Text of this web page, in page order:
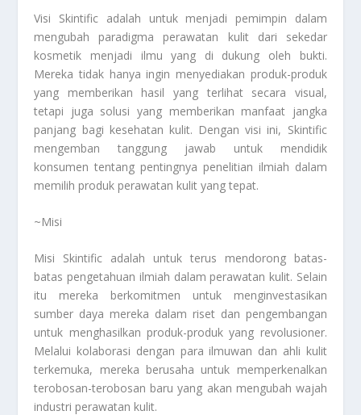
Visi Skintific adalah untuk menjadi pemimpin dalam
mengubah paradigma perawatan kulit dari sekedar
kosmetik menjadi ilmu yang di dukung oleh bukti.
Mereka tidak hanya ingin menyediakan produk-produk
yang memberikan hasil yang terlihat secara visual,
tetapi juga solusi yang memberikan manfaat jangka
panjang bagi kesehatan kulit. Dengan visi ini, Skintific
mengemban tanggung jawab untuk mendidik
konsumen tentang pentingnya penelitian ilmiah dalam
memilih produk perawatan kulit yang tepat.
~Misi
Misi Skintific adalah untuk terus mendorong batas-
batas pengetahuan ilmiah dalam perawatan kulit. Selain
itu mereka berkomitmen untuk menginvestasikan
sumber daya mereka dalam riset dan pengembangan
untuk menghasilkan produk-produk yang revolusioner.
Melalui kolaborasi dengan para ilmuwan dan ahli kulit
terkemuka, mereka berusaha untuk memperkenalkan
terobosan-terobosan baru yang akan mengubah wajah
industri perawatan kulit.